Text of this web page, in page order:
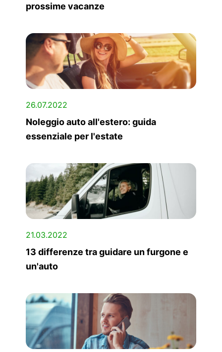
prossime vacanze
26.07.2022
Noleggio auto all'estero: guida
essenziale per l'estate
21.03.2022
13 differenze tra guidare un furgone e
un'auto